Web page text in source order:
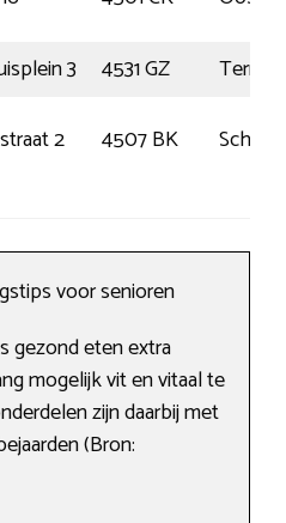
3 4531 GZ
2 4507 BK
voor senioren
gezond eten extra
mogelijk vit en vitaal te
zijn daarbij met
(Bron: